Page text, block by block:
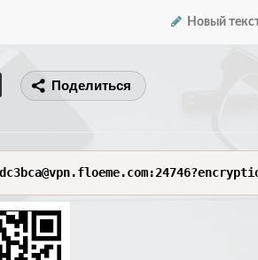
Новый
Поделиться